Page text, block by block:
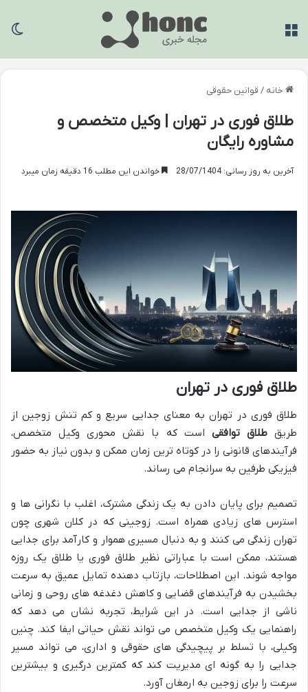
خانه / قوانین حقوقی
طلاق فوری در تهران | وکیل متخصص و
مشاوره رایگان
آخرین به روز رسانی: 28/07/1404 خواندن این مطلب 16 دقیقه زمان میبرد
طلاق فوری در تهران
طلاق فوری در تهران به معنای جدایی سریع و کم تنش زوجین از
طریقطلاق توافقی است که با نقش محوری وکیل متخصص،
فرآیندهای قانونی را در کوتاه ترین زمان ممکن و بدون نیاز به حضور
فیزیکی طرفین به سرانجام می رساند.
تصمیم برای پایان دادن به یک زندگی مشترک، اغلب با نگرانی ها و
استرس های زیادی همراه است. زوجینی که در کلان شهری چون
تهران زندگی می کنند و به دنبال مسیری هموار و کارآمد برای جدایی
هستند، ممکن است با عباراتی نظیر طلاق فوری یا طلاق یک روزه
مواجه شوند. این اصطلاحات، بازتاب دهنده تمایل عمیق به سرعت
بخشیدن به فرآیندهای قضایی و کاهش دغدغه های روحی و زمانی
ناشی از جدایی است. در این شرایط، تجربه نشان می دهد که
راهنمایی یک وکیل متخصص می تواند نقش حیاتی ایفا کند. چنین
وکیلی، با تسلط بر پیچیدگی های حقوقی و اداری، می تواند مسیر
جدایی را به گونه ای مدیریت کند که کمترین درگیری و بیشترین
سرعت را برای زوجین به ارمغان آورد.